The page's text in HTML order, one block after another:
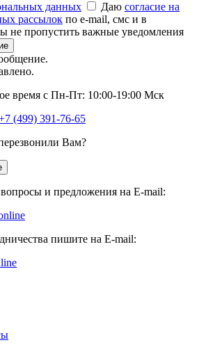
данных
Даю согласие на
рассылок по e-mail, смс и в
не пропустить важные уведомления
время с Пн-Пт: 10:00-19:00 Мск
(499) 391-76-65
Вам?
и предложения на E-mail:
пишите на E-mail: